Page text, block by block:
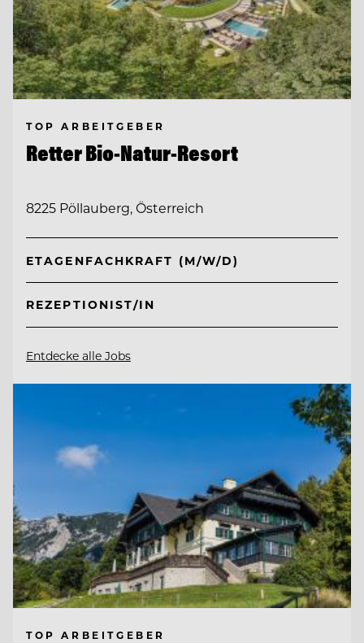
TOP ARBEITGEBER
Retter Bio-Natur-Resort
8225 Pöllauberg, Österreich
ETAGENFACHKRAFT (M/W/D)
REZEPTIONIST/IN
Entdecke alle Jobs
TOP ARBEITGEBER